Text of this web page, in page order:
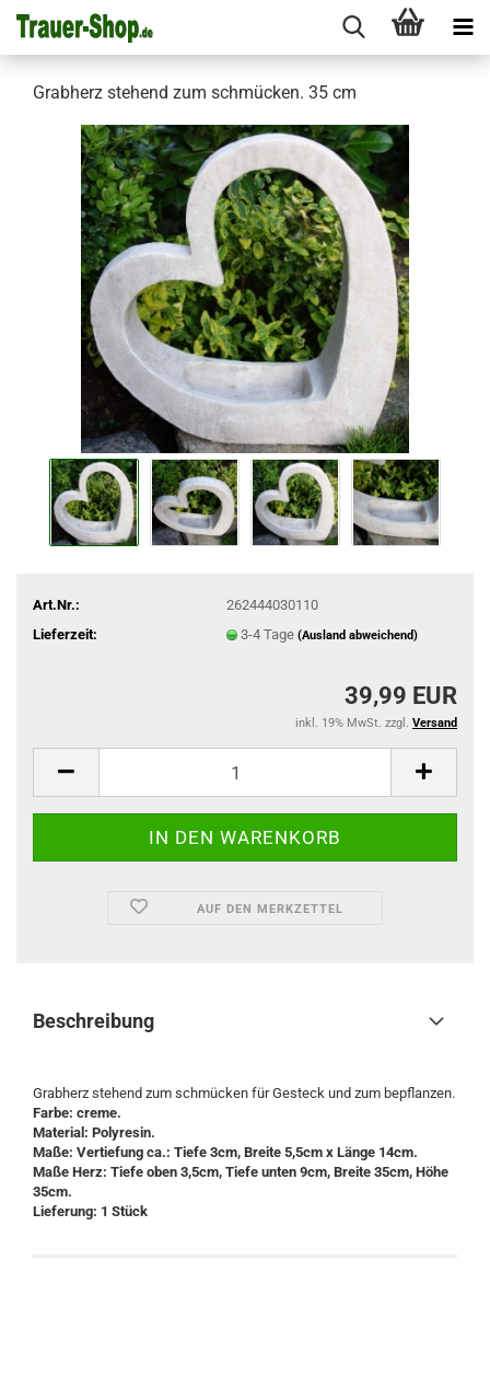
Grabherz stehend zum schmücken. 35 cm
Art.Nr.:
262444030110
Lieferzeit:
3-4 Tage (Ausland abweichend)
39,99 EUR
inkl. 19% MwSt. zzgl. Versand
AUF DEN MERKZETTEL
Beschreibung
Grabherz stehend zum schmücken für Gesteck und zum bepflanzen.
Farbe: creme.
Material: Polyresin.
Maße: Vertiefung ca.: Tiefe 3cm, Breite 5,5cm x Länge 14cm.
Maße Herz: Tiefe oben 3,5cm, Tiefe unten 9cm, Breite 35cm, Höhe
35cm.
Lieferung: 1 Stück